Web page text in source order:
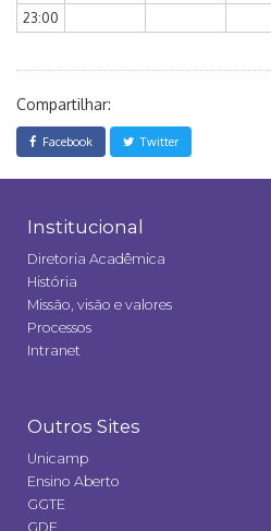
23:00
Compartilhar:
Facebook Twitter
Institucional
Diretoria Acadêmica
História
Missão, visão e valores
Processos
Intranet
Outros Sites
Unicamp
Ensino Aberto
GGTE
GDE